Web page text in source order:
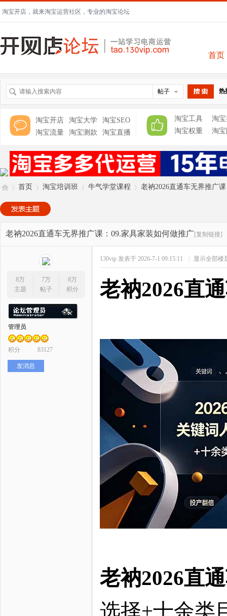
淘宝开店，就来淘宝运营社区，专业的淘宝论坛
首页
帖子 热
淘宝开店 淘宝大学
淘宝SEO
淘宝流量
淘宝测款 淘宝直播
淘宝工具
淘
淘宝权重
淘
开»
首页
›
淘宝培训班
›
牛气学堂课程
›
老衲2026直通车无界推广
老衲2026直通车无界推广课：09.家具家装如何做推广[复制链接]
8万
主题
7万
帖子
8万
积分
管理员
积分 83127
发消息
130vip 发表于 2026-7-1 09:15:11 | 显示全部楼
老衲2026直
老衲2026直
选择+十余类